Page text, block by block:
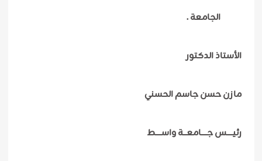
الجامعة .
الأستاذ الدكتور
مازن حسن جاسم الحسني
رئيـــــس جـــــامعـــة واســـــط